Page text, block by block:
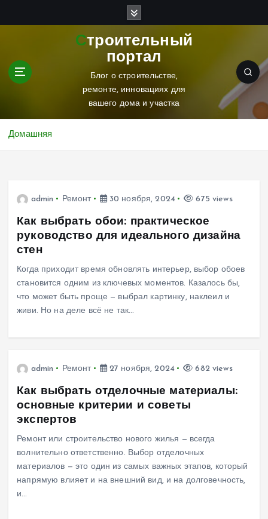
Строительный
портал
Блог о строительстве,
ремонте, инновациях для
вашего дома и участка
Домашняя
admin Ремонт 30 ноября, 2024 675 views
Как выбрать обои: практическое
руководство для идеального дизайна
стен
Когда приходит время обновлять интерьер, выбор обоев
становится одним из ключевых моментов. Казалось бы,
что может быть проще — выбрал картинку, наклеил и
живи. Но на деле всё не так…
admin Ремонт 27 ноября, 2024 682 views
Как выбрать отделочные материалы:
основные критерии и советы
экспертов
Ремонт или строительство нового жилья — всегда
волнительно ответственно. Выбор отделочных
материалов — это один из самых важных этапов, который
напрямую влияет и на внешний вид, и на долговечность,
и…